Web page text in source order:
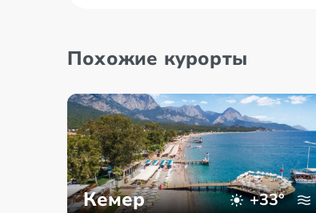
Похожие курорты
Кемер +33°